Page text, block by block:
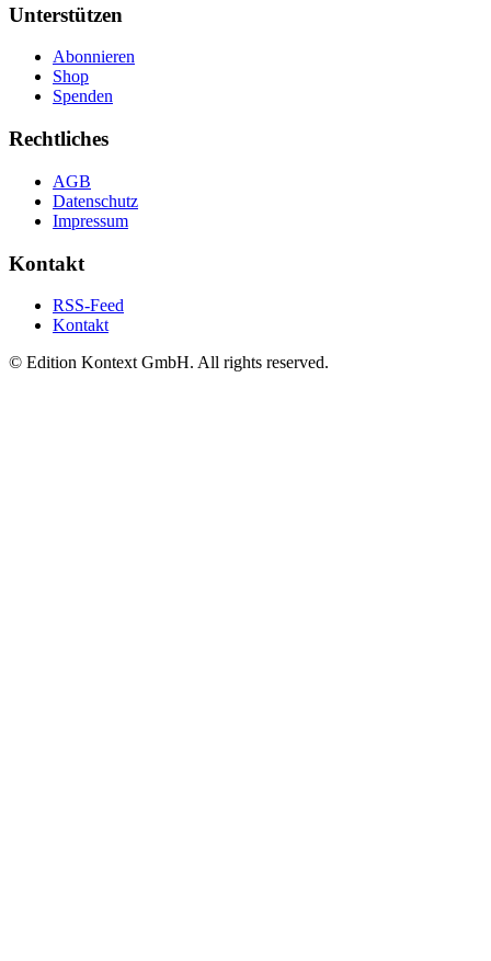
Unterstützen
Abonnieren
Shop
Spenden
Rechtliches
AGB
Datenschutz
Impressum
Kontakt
RSS-Feed
Kontakt
© Edition Kontext GmbH. All rights reserved.